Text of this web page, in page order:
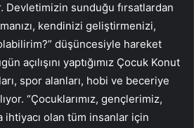
Devletimizin sunduğu fırsatlardan
kendinizi geliştirmenizi,
düşüncesiyle hareket
açılışını yaptığımız Çocuk Konut
spor alanları, hobi ve beceriye
“Çocuklarımız, gençlerimiz,
ihtiyacı olan tüm insanlar için